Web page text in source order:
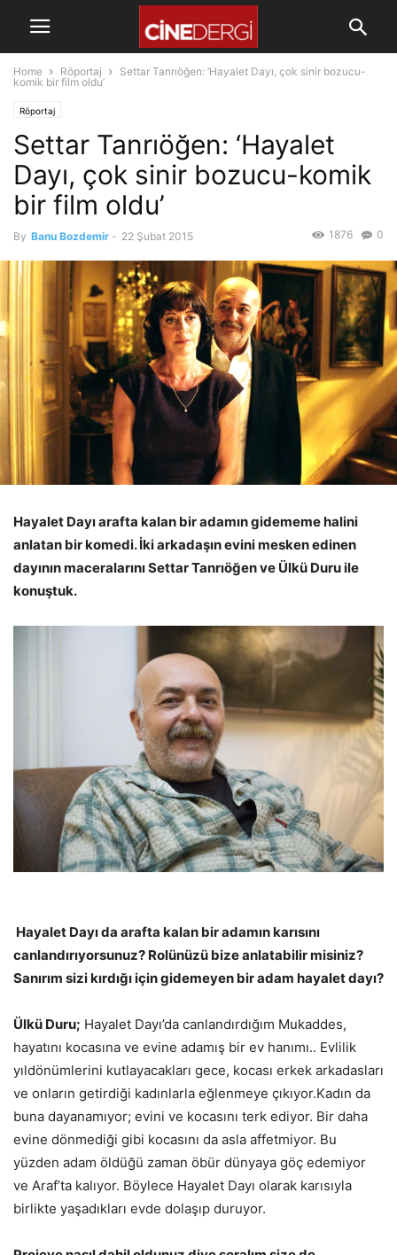
Home Röportaj
Settar Tanrıöğen: ‘Hayalet Dayı, çok sinir bozucu-
komik bir film oldu’
Röportaj
Settar Tanrıöğen: ‘Hayalet
Dayı, çok sinir bozucu-komik
bir film oldu’
By Banu Bozdemir - 22 Şubat 2015 0
1876
Hayalet Dayı arafta kalan bir adamın gidememe halini
anlatan bir komedi. İki arkadaşın evini mesken edinen
dayının maceralarını Settar Tanrıöğen ve Ülkü Duru ile
konuştuk.
Hayalet Dayı da arafta kalan bir adamın karısını
canlandırıyorsunuz? Rolünüzü bize anlatabilir misiniz?
Sanırım sizi kırdığı için gidemeyen bir adam hayalet dayı?
Ülkü Duru; Hayalet Dayı’da canlandırdığım Mukaddes,
hayatını kocasına ve evine adamış bir ev hanımı.. Evlilik
yıldönümlerini kutlayacakları gece, kocası erkek arkadasları
ve onların getirdiği kadınlarla eğlenmeye çıkıyor.Kadın da
buna dayanamıyor; evini ve kocasını terk ediyor. Bir daha
evine dönmediği gibi kocasını da asla affetmiyor. Bu
yüzden adam öldüğü zaman öbür dünyaya göç edemiyor
ve Araf’ta kalıyor. Böylece Hayalet Dayı olarak karısıyla
birlikte yaşadıkları evde dolaşıp duruyor.